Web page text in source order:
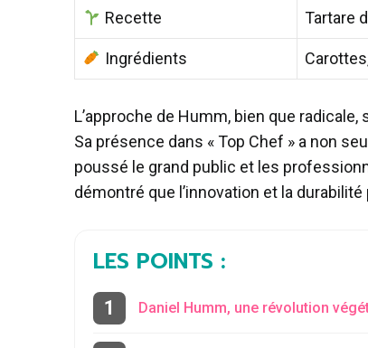
Recette Tartare
Ingrédients
L’approche de Humm, bien que
Sa présence dans « Top Chef » a non
poussé le grand public et les
démontré que l’innovation et la
LES POINTS :
Daniel Humm, une révolution